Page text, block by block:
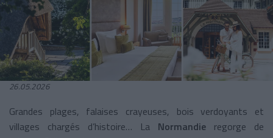
26.05.2026
Grandes plages, falaises crayeuses, bois verdoyants et
villages chargés d’histoire… La Normandie regorge de